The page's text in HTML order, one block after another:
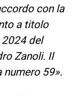
con la
a titolo
del
Zanoli. Il
59».